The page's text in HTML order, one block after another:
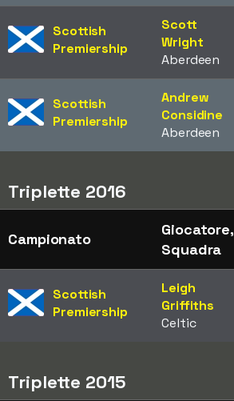
Scottish
Premiership
Scott
Wright
Aberdeen
Scottish
Premiership
Andrew
Considine
Aberdeen
Triplette 2016
Campionato
Giocatore,
Squadra
Scottish
Premiership
Leigh
Griffiths
Celtic
Triplette 2015